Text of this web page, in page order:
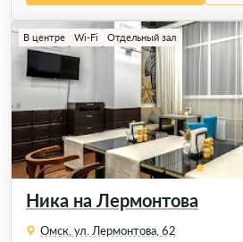
Ника на Лермонтова
В центре Wi-Fi Отдельный зал
Омск, ул. Лермонтова, 62